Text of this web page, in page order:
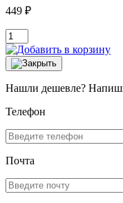
449 ₽
Нашли дешевле?
Телефон
Почта